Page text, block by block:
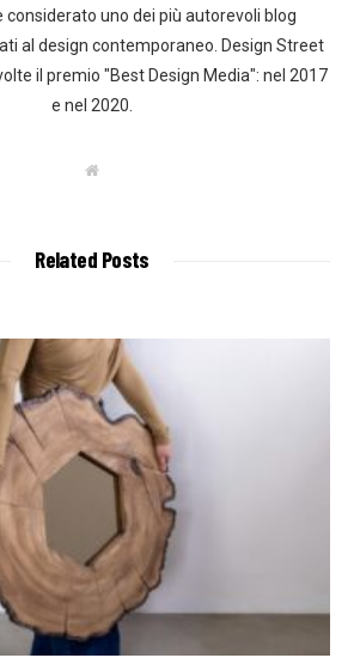
considerato uno dei più autorevoli blog
al design contemporaneo. Design Street
il premio "Best Design Media": nel 2017
e nel 2020.
W
Related Posts